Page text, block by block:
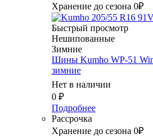
Хранение до сезона 0₽
Быстрый просмотр
Нешипованные
Зимние
Шины Kumho WP-51
зимние
Нет в наличии
0 ₽
Подробнее
Рассрочка
Хранение до сезона 0₽